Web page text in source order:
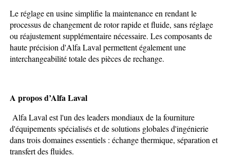
Le réglage en usine simplifie la maintenance en rendant le
processus de changement de rotor rapide et fluide, sans réglage
ou réajustement supplémentaire nécessaire. Les composants de
haute précision d'Alfa Laval permettent également une
interchangeabilité totale des pièces de rechange.
A propos d’Alfa Laval
Alfa Laval est l'un des leaders mondiaux de la fourniture
d'équipements spécialisés et de solutions globales d'ingénierie
dans trois domaines essentiels : échange thermique, séparation et
transfert des fluides.